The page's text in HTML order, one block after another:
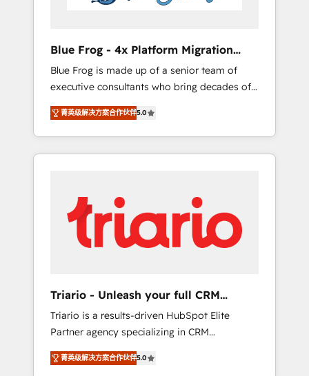
HubSpot and with an experienced team
business services. We prepare a customized
business case that demonstrates the value
and impact of your digital transformation,
including a detailed financial rationale with a
focus on ROI and TCO. As a trusted extension
of your team, we believe in the power of
partnership. Together, we embark on a
your business. If not now, when?
Blue Frog - 4x Platform Migration
Award Winner
Blue Frog is made up of a senior team of
executive consultants who bring decades of
relevant, real world experience to our client
engagements. "Blue Frog is a top, trusted
partner in HubSpot's ecosystem for a reason.
Their team brings over a decade of
strategies for driving growth. They are
committed to helping our customers grow
and finding solutions that fit their unique
business needs. We are thrilled to have Blue
HubSpot “Our experience with the team at
Blue Frog has been nothing short of
extraordinary. Their years of experience and
quality of skilled staff has earned them a
trusted reputation within the HubSpot
菁英级解决方案合作伙伴5.0
Triario - Unleash your full CRM
potential
Triario is a results-driven HubSpot Elite
Partner agency specializing in CRM
implementations & migrations, Revenue
Operations, Custom Integrations, Custom AI
菁英级解决方案合作伙伴5.0